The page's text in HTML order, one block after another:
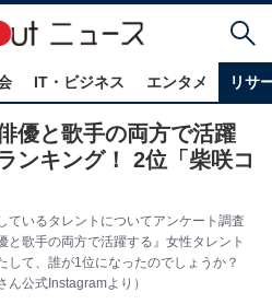
IT・ビジネス エンタメ リサ
優と歌手の両方で活躍
ンキング！ 2位「柴咲コ
ているタレントについてアンケート調査
と歌手の両方で活躍する』女性タレント
して、誰が1位になったのでしょうか？
ん公式Instagramより）